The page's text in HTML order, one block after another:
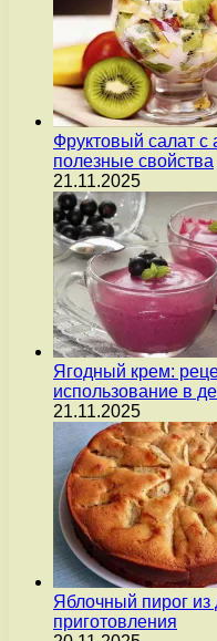
Фруктовый салат с
полезные свойства
21.11.2025
Ягодный крем:
использование в
21.11.2025
Яблочный пирог из
приготовления